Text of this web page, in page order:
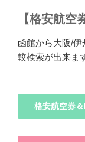
【格安航空
函館から大阪/
較検索が出来ま
格安航空券